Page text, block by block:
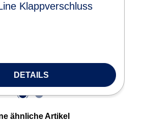
Klappverschluss
DETAILS
ähnliche Artikel